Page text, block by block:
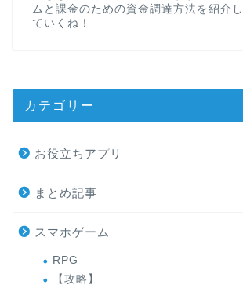
ムと課金のための資金調達方法を紹介し
ていくね！
カテゴリー
お役立ちアプリ
まとめ記事
スマホゲーム
RPG
【攻略】